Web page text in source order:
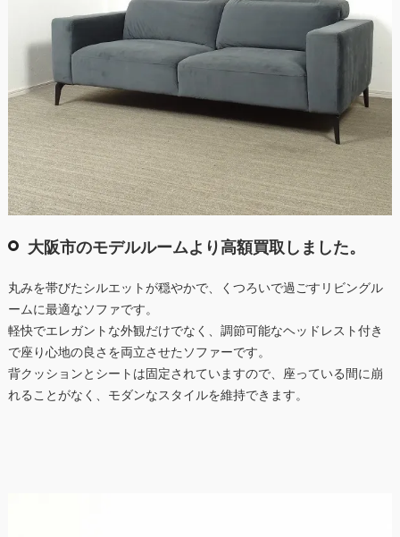
大阪市のモデルルームより高額買取しました。
丸みを帯びたシルエットが穏やかで、くつろいで過ごすリビングル
ームに最適なソファです。
軽快でエレガントな外観だけでなく、調節可能なヘッドレスト付き
で座り心地の良さを両立させたソファーです。
背クッションとシートは固定されていますので、座っている間に崩
れることがなく、モダンなスタイルを維持できます。